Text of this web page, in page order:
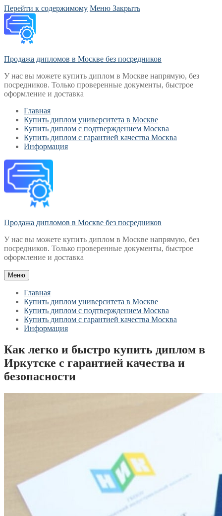
Перейти к содержимому Меню Закрыть
Продажа дипломов в Москве без посредников
У нас вы можете купить диплом в Москве напрямую, без
посредников. Только проверенные документы, быстрое
оформление и доставка
Главная
Купить диплом университета в Москве
Купить диплом с подтверждением Москва
Купить диплом с гарантией качества Москва
Информация
Продажа дипломов в Москве без посредников
У нас вы можете купить диплом в Москве напрямую, без
посредников. Только проверенные документы, быстрое
оформление и доставка
Меню
Главная
Купить диплом университета в Москве
Купить диплом с подтверждением Москва
Купить диплом с гарантией качества Москва
Информация
Как легко и быстро купить диплом в
Иркутске с гарантией качества и
безопасности